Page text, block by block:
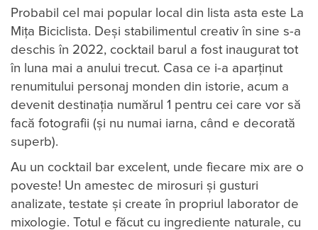
Probabil cel mai popular local din lista asta este La
Miţa Biciclista. Deși stabilimentul creativ în sine s-a
deschis în 2022, cocktail barul a fost inaugurat tot
în luna mai a anului trecut. Casa ce i-a aparţinut
renumitului personaj monden din istorie, acum a
devenit destinaţia numărul 1 pentru cei care vor să
facă fotografii (și nu numai iarna, când e decorată
superb).
Au un cocktail bar excelent, unde fiecare mix are o
poveste! Un amestec de mirosuri și gusturi
analizate, testate și create în propriul laborator de
mixologie. Totul e făcut cu ingrediente naturale, cu